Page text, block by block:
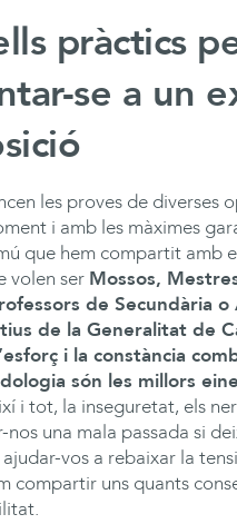
pràctics
se a un
les proves de diverses
i amb les màximes
que hem compartit amb
volen ser Mossos,
de Secundària o
de la Generalitat de
i la constància
són les millors
i tot, la inseguretat, els
una mala passada si
vos a rebaixar la
compartir uns quants